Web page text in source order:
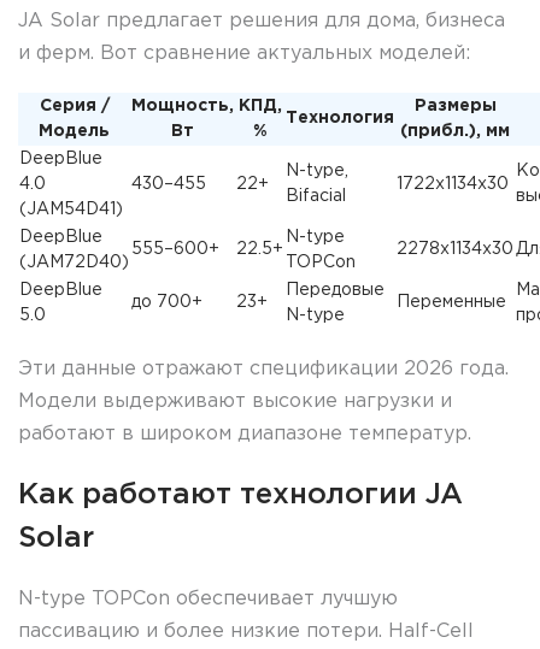
JA Solar предлагает решения для дома, бизнеса
и ферм. Вот сравнение актуальных моделей:
Серия /
Модель
Мощность,
Вт
КПД,
%
Технология
Размеры
(прибл.), мм
DeepBlue
4.0
(JAM54D41)
430–455 22+
N-type,
Bifacial
1722x1134x30
DeepBlue
(JAM72D40)
555–600+ 22.5+
N-type
TOPCon
2278x1134x30
DeepBlue
5.0
до 700+ 23+
Передовые
N-type
Переменные
Эти данные отражают спецификации 2026 года.
Модели выдерживают высокие нагрузки и
работают в широком диапазоне температур.
Как работают технологии JA
Solar
N-type TOPCon обеспечивает лучшую
пассивацию и более низкие потери. Half-Cell